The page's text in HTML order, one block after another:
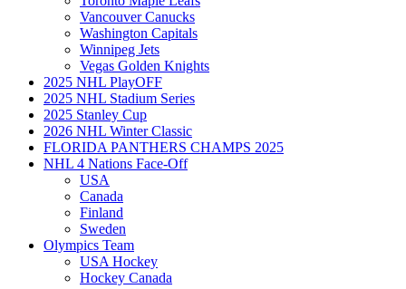
Vancouver Canucks
Washington Capitals
Winnipeg Jets
Vegas Golden Knights
2025 NHL PlayOFF
2025 NHL Stadium Series
2025 Stanley Cup
2026 NHL Winter Classic
FLORIDA PANTHERS CHAMPS 2025
NHL 4 Nations Face-Off
USA
Canada
Finland
Sweden
Olympics Team
USA Hockey
Hockey Canada